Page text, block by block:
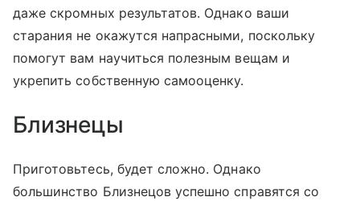
даже скромных результатов. Однако ваши
старания не окажутся напрасными, поскольку
помогут вам научиться полезным вещам и
укрепить собственную самооценку.
Близнецы
Приготовьтесь, будет сложно. Однако
большинство Близнецов успешно справятся со